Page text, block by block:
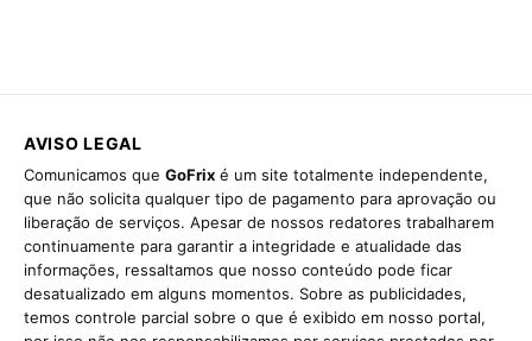
AVISO LEGAL
Comunicamos que GoFrix é um site totalmente independente,
que não solicita qualquer tipo de pagamento para aprovação ou
liberação de serviços. Apesar de nossos redatores trabalharem
continuamente para garantir a integridade e atualidade das
informações, ressaltamos que nosso conteúdo pode ficar
desatualizado em alguns momentos. Sobre as publicidades,
temos controle parcial sobre o que é exibido em nosso portal,